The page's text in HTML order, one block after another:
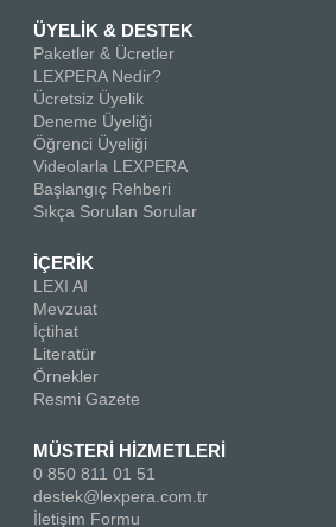
ÜYELİK & DESTEK
Paketler & Ücretler
LEXPERA Nedir?
Ücretsiz Üyelik
Deneme Üyeliği
Öğrenci Üyeliği
Videolarla LEXPERA
Başlangıç Rehberi
Sıkça Sorulan Sorular
İÇERİK
LEXI AI
Mevzuat
İçtihat
Literatür
Örnekler
Resmi Gazete
MÜSTERİ HİZMETLERİ
0 850 811 01 51
destek@lexpera.com.tr
İletişim Formu